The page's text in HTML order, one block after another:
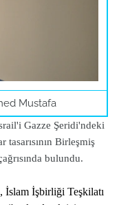
Mustafa
Gazze Şeridi'ndeki
tasarısının Birleşmiş
bulundu.
İslam İşbirliği Teşkilatı